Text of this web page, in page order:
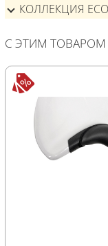
КОЛЛЕКЦИЯ ECO
С ЭТИМ